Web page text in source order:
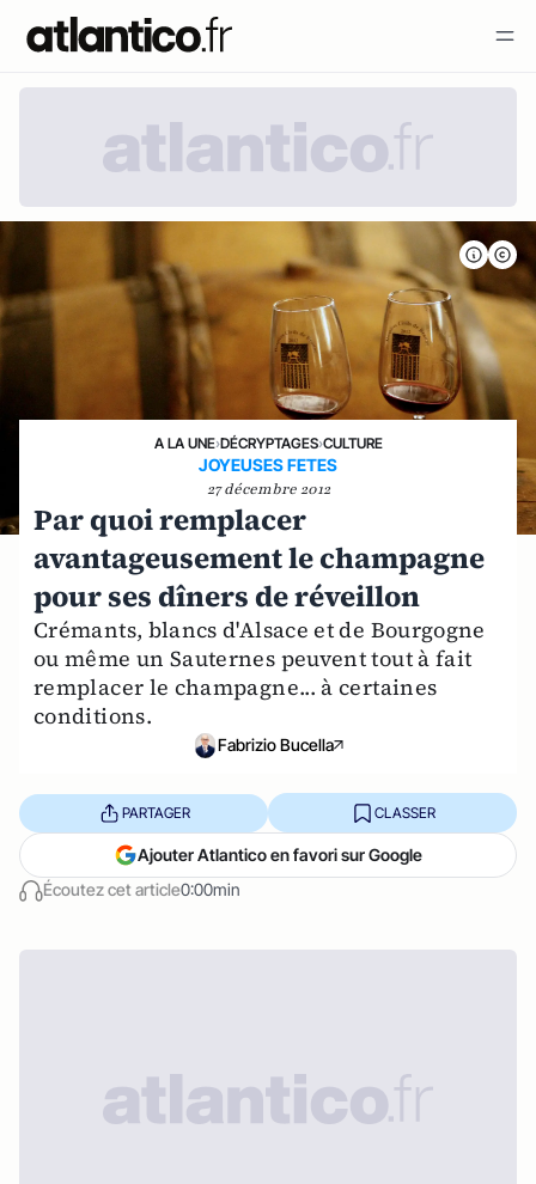
A LA UNE›DÉCRYPTAGES›CULTURE
JOYEUSES FETES
27 décembre 2012
Par quoi remplacer
avantageusement le champagne
pour ses dîners de réveillon
Crémants, blancs d'Alsace et de Bourgogne
ou même un Sauternes peuvent tout à fait
remplacer le champagne... à certaines
conditions.
Fabrizio Bucella
Écoutez cet article0:00min
PARTAGER CLASSER
Ajouter Atlantico en favori sur Google